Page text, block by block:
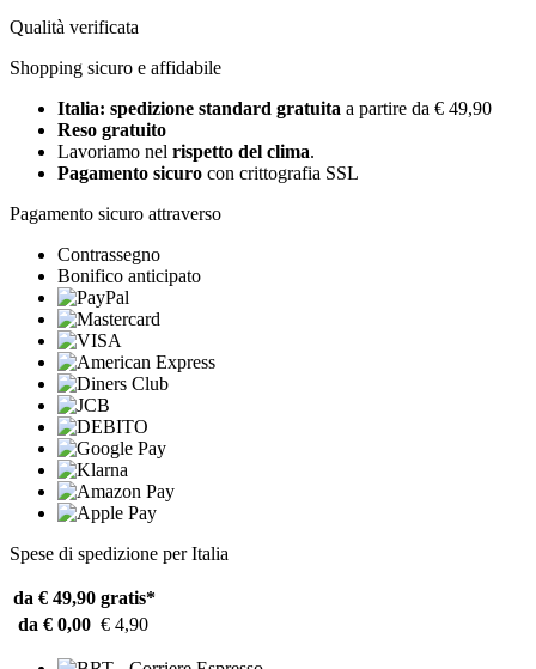
Qualità verificata
Shopping sicuro e affidabile
Italia: spedizione standard gratuita a partire da € 49,90
Reso gratuito
Lavoriamo nel rispetto del clima.
Pagamento sicuro con crittografia SSL
Pagamento sicuro attraverso
Contrassegno
Bonifico anticipato
Spese di spedizione per Italia
da € 49,90 gratis*
da € 0,00 € 4,90